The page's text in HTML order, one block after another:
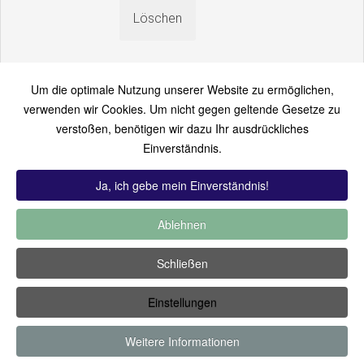
An einen Freund senden
Bitte loggen Sie sich zuerst ein...
-Zuletzt hinzugekommen
kommentiert-Meist gesehen
Copyright ©2019 by Thomas Füssler
Um die optimale Nutzung unserer Website zu ermöglichen,
verwenden wir Cookies. Um nicht gegen geltende Gesetze zu
verstoßen, benötigen wir dazu Ihr ausdrückliches
Einverständnis.
Ja, ich gebe mein Einverständnis!
Ablehnen
Schließen
Einstellungen
Weitere Informationen